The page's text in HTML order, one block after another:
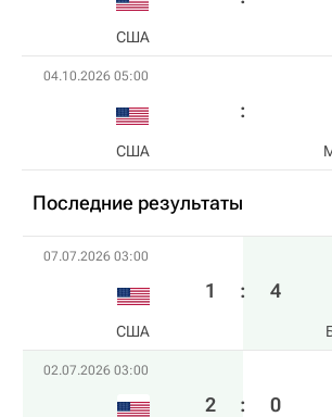
США
04.10.2026 05:00
США
Последние результаты
07.07.2026 03:00
США
1 : 4
02.07.2026 03:00
2 : 0